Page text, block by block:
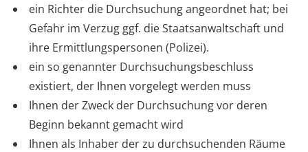
ein Richter die Durchsuchung angeordnet hat; bei
Gefahr im Verzug ggf. die Staatsanwaltschaft und
ihre Ermittlungspersonen (Polizei).
ein so genannter Durchsuchungsbeschluss
existiert, der Ihnen vorgelegt werden muss
Ihnen der Zweck der Durchsuchung vor deren
Beginn bekannt gemacht wird
Ihnen als Inhaber der zu durchsuchenden Räume